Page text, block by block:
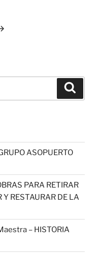
ASOPUERTO
PARA RETIRAR
Y RESTAURAR DE LA
– HISTORIA